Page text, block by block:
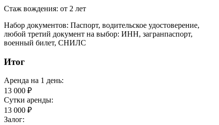
Стаж вождения: от 2 лет
Набор документов: Паспорт, водительское удостоверение,
любой третий документ на выбор: ИНН, загранпаспорт,
военный билет, СНИЛС
Итог
Аренда на 1 день:
13 000 ₽
Сутки аренды:
13 000 ₽
Залог: